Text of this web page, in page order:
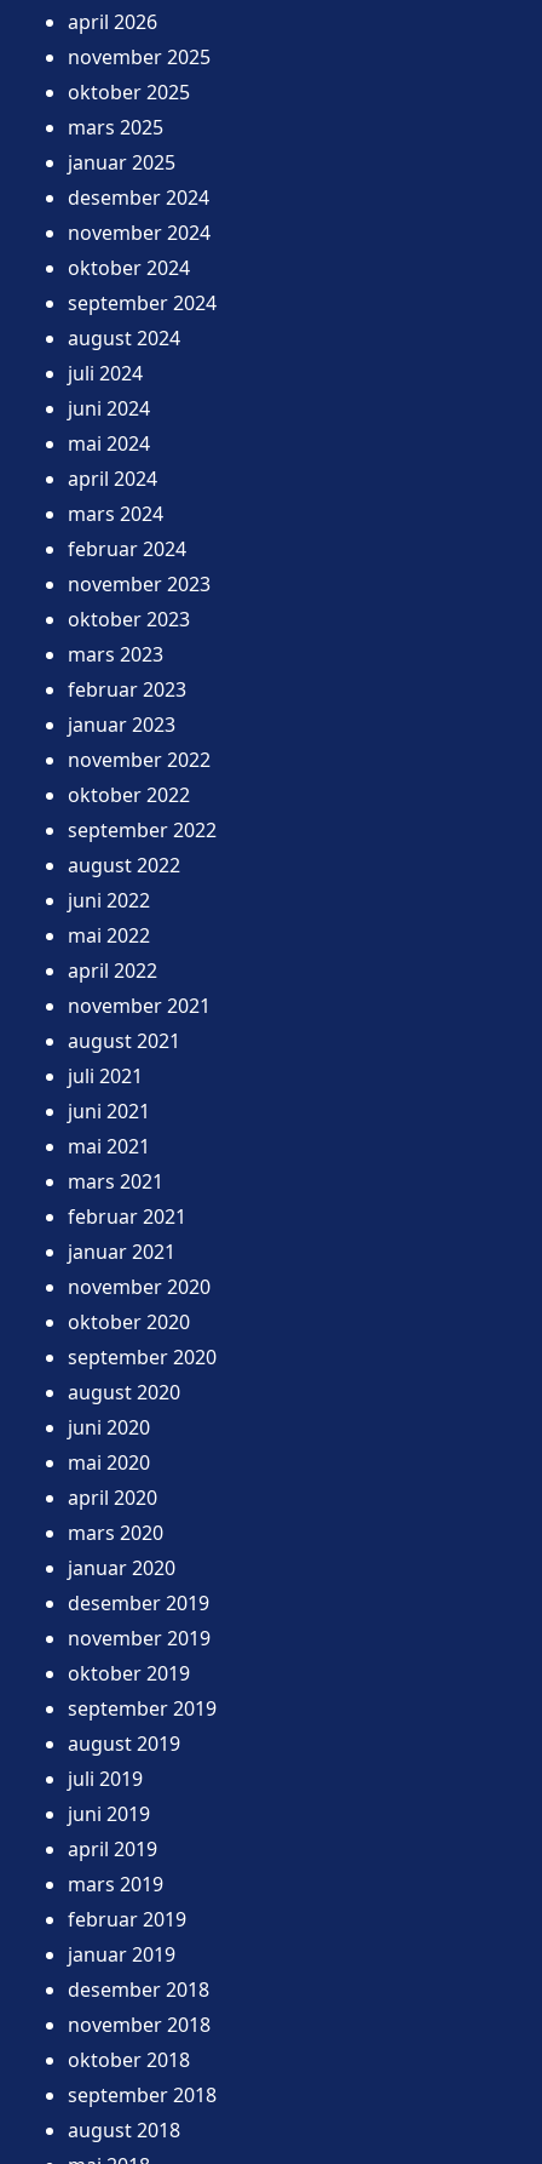
april 2026
november 2025
oktober 2025
mars 2025
januar 2025
desember 2024
november 2024
oktober 2024
september 2024
august 2024
juli 2024
juni 2024
mai 2024
april 2024
mars 2024
februar 2024
november 2023
oktober 2023
mars 2023
februar 2023
januar 2023
november 2022
oktober 2022
september 2022
august 2022
juni 2022
mai 2022
april 2022
november 2021
august 2021
juli 2021
juni 2021
mai 2021
mars 2021
februar 2021
januar 2021
november 2020
oktober 2020
september 2020
august 2020
juni 2020
mai 2020
april 2020
mars 2020
januar 2020
desember 2019
november 2019
oktober 2019
september 2019
august 2019
juli 2019
juni 2019
april 2019
mars 2019
februar 2019
januar 2019
desember 2018
november 2018
oktober 2018
september 2018
august 2018